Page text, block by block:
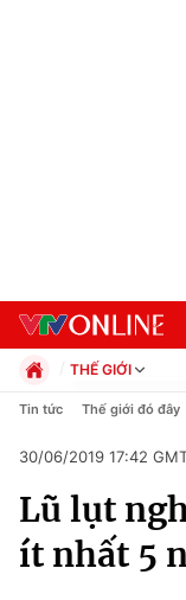
Chuyên mục
Chính trị
THẾ GIỚI
Chính trị
Pháp luật
Kinh tế
Thể thao
Truyền hình
Tin tức Thế giới đó đây
30/06/2019 17:42
Lũ lụt
ít nhất 5